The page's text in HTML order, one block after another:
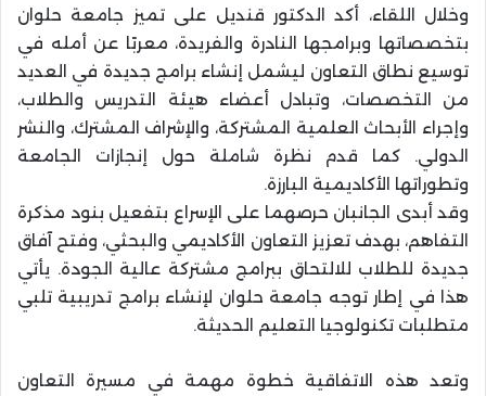
وخلال اللقاء، أكد الدكتور قنديل على تميز جامعة حلوان
بتخصصاتها وبرامجها النادرة والفريدة، معربًا عن أمله في
توسيع نطاق التعاون ليشمل إنشاء برامج جديدة في العديد
من التخصصات، وتبادل أعضاء هيئة التدريس والطلاب،
وإجراء الأبحاث العلمية المشتركة، والإشراف المشترك، والنشر
الدولي. كما قدم نظرة شاملة حول إنجازات الجامعة
وتطوراتها الأكاديمية البارزة.
وقد أبدى الجانبان حرصهما على الإسراع بتفعيل بنود مذكرة
التفاهم، بهدف تعزيز التعاون الأكاديمي والبحثي، وفتح آفاق
جديدة للطلاب للالتحاق ببرامج مشتركة عالية الجودة. يأتي
هذا في إطار توجه جامعة حلوان لإنشاء برامج تدريبية تلبي
متطلبات تكنولوجيا التعليم الحديثة.
وتعد هذه الاتفاقية خطوة مهمة في مسيرة التعاون